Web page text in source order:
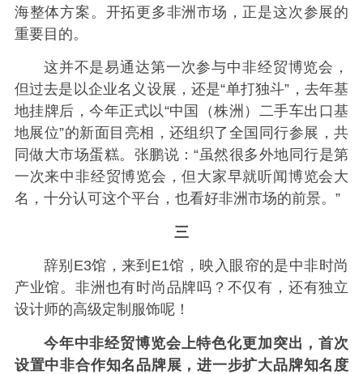
海整体方案。开拓更多非洲市场，正是这次参展的
重要目的。
这并不是易通达第一次参与中非经贸博览会，
但过去是以企业名义设展，还是“单打独斗”，去年基
地挂牌后，今年正式以“中国（株洲）二手车出口基
地展位”的新面目亮相，还组织了全国同行参展，共
同做大市场蛋糕。张鹏说：“虽然很多外地同行是第
一次来中非经贸博览会，但大家早就听闻博览会大
名，十分认可这个平台，也看好非洲市场的前景。”
三
辞别E3馆，来到E1馆，映入眼帘的是中非时尚
产业馆。非洲也有时尚品牌吗？不仅有，还有独立
设计师的高级定制服饰呢！
今年中非经贸博览会上特色化更加突出，首次
设置中非合作知名品牌展，进一步扩大品牌知名度